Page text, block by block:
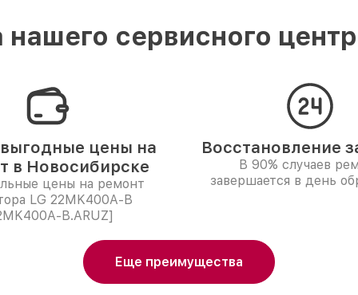
сервисного
цены на
в Новосибирске
цены на ремонт
LG 22MK400A-B
B.ARUZ]
Восстановление
В 90% случаев
завершается в день
Еще преимущества